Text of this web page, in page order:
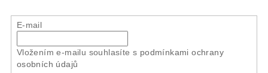
E-mail
Vložením e-mailu souhlasíte s podmínkami ochrany
osobních údajů